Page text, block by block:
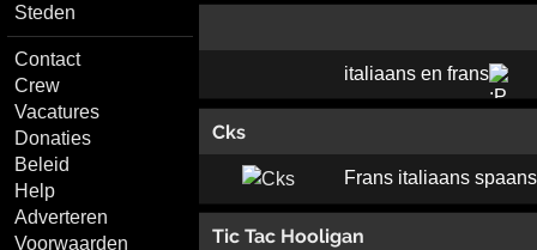
Steden
Contact
Crew
Vacatures
Donaties
Beleid
Help
Adverteren
Voorwaarden
italiaans en frans
Cks
Frans italiaans spaans
Tic Tac Hooligan